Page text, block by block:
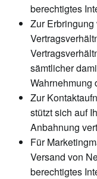
berechtigtes
Zur
sämtlicher
Wahrnehmung
Zur
stützt sich auf
Anbahnung
Für
Versand von
berechtigtes